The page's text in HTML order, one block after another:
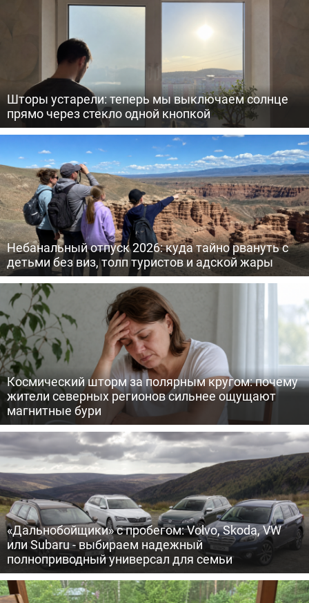
Шторы устарели: теперь мы выключаем солнце
прямо через стекло одной кнопкой
Небанальный отпуск 2026: куда тайно рвануть с
детьми без виз, толп туристов и адской жары
Космический шторм за полярным кругом: почему
жители северных регионов сильнее ощущают
магнитные бури
«Дальнобойщики» с пробегом: Volvo, Skoda, VW
или Subaru - выбираем надежный
полноприводный универсал для семьи